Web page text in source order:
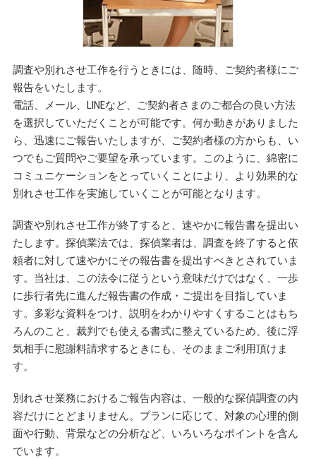
調査や別れさせ工作を行うときには、随時、ご契約者様にご
報告をいたします。
電話、メール、LINEなど、ご契約者さまのご都合の良い方法
を選択していただくことが可能です。何か動きがありました
ら、迅速にご報告いたしますが、ご契約者様の方からも、い
つでもご質問やご要望を承っています。このように、綿密に
コミュニケーションをとっていくことにより、より効果的な
別れさせ工作を実施していくことが可能となります。
調査や別れさせ工作が終了すると、速やかに報告書を提出い
たします。探偵業法では、探偵業者は、調査を終了すると依
頼者に対して速やかにその報告書を提出すべきとされていま
す。当社は、この法令に従うという意味だけではなく、一歩
に歩行者先に進んだ報告書の作成・ご提出を目指していま
す。多彩な資料をつけ、説明をわかりやすくすることはもち
ろんのこと、裁判でも使える書式に整えているため、後に浮
気相手に慰謝料請求するときにも、そのままご利用頂けま
す。
別れさせ業務におけるご報告内容は、一般的な探偵調査の内
容だけにとどまりません。プランに応じて、対象の心理的側
面や行動、背景などの分析など、いろいろなポイントを含ん
でいます。